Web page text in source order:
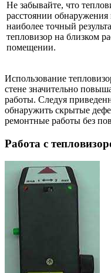
Не забывайте, что
расстоянии
наиболее точный
тепловизор на близком
помещении.
Использование
стене значительно
работы. Следуя
обнаружить скрытые
ремонтные работы без
Работа с